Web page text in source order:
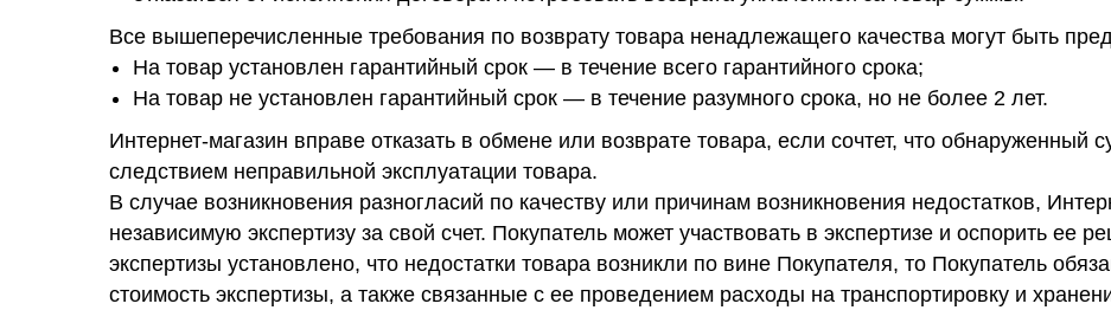
Все вышеперечисленные требования по возврату товара ненадлежащего качества могут быть
На товар установлен гарантийный срок — в течение всего гарантийного срока;
На товар не установлен гарантийный срок — в течение разумного срока, но не более 2 лет.
Интернет-магазин вправе отказать в обмене или возврате товара, если сочтет, что обнаруженный
следствием неправильной эксплуатации товара.
В случае возникновения разногласий по качеству или причинам возникновения недостатков,
независимую экспертизу за свой счет. Покупатель может участвовать в экспертизе и оспорить ее
экспертизы установлено, что недостатки товара возникли по вине Покупателя, то Покупатель
стоимость экспертизы, а также связанные с ее проведением расходы на транспортировку и